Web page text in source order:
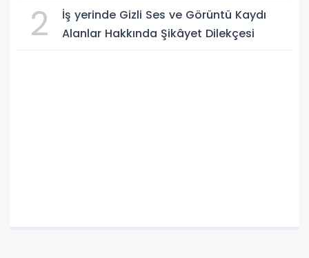
2
İş yerinde Gizli Ses ve Görüntü Kaydı
Alanlar Hakkında Şikâyet Dilekçesi